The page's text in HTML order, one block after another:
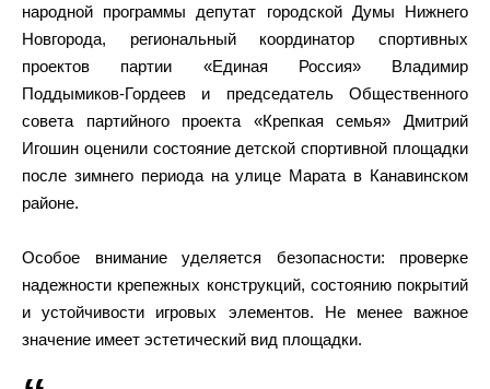
народной программы депутат городской Думы Нижнего
Новгорода, региональный координатор спортивных
проектов партии «Единая Россия» Владимир
Поддымиков-Гордеев и председатель Общественного
совета партийного проекта «Крепкая семья» Дмитрий
Игошин оценили состояние детской спортивной площадки
после зимнего периода на улице Марата в Канавинском
районе.
Особое внимание уделяется безопасности: проверке
надежности крепежных конструкций, состоянию покрытий
и устойчивости игровых элементов. Не менее важное
значение имеет эстетический вид площадки.